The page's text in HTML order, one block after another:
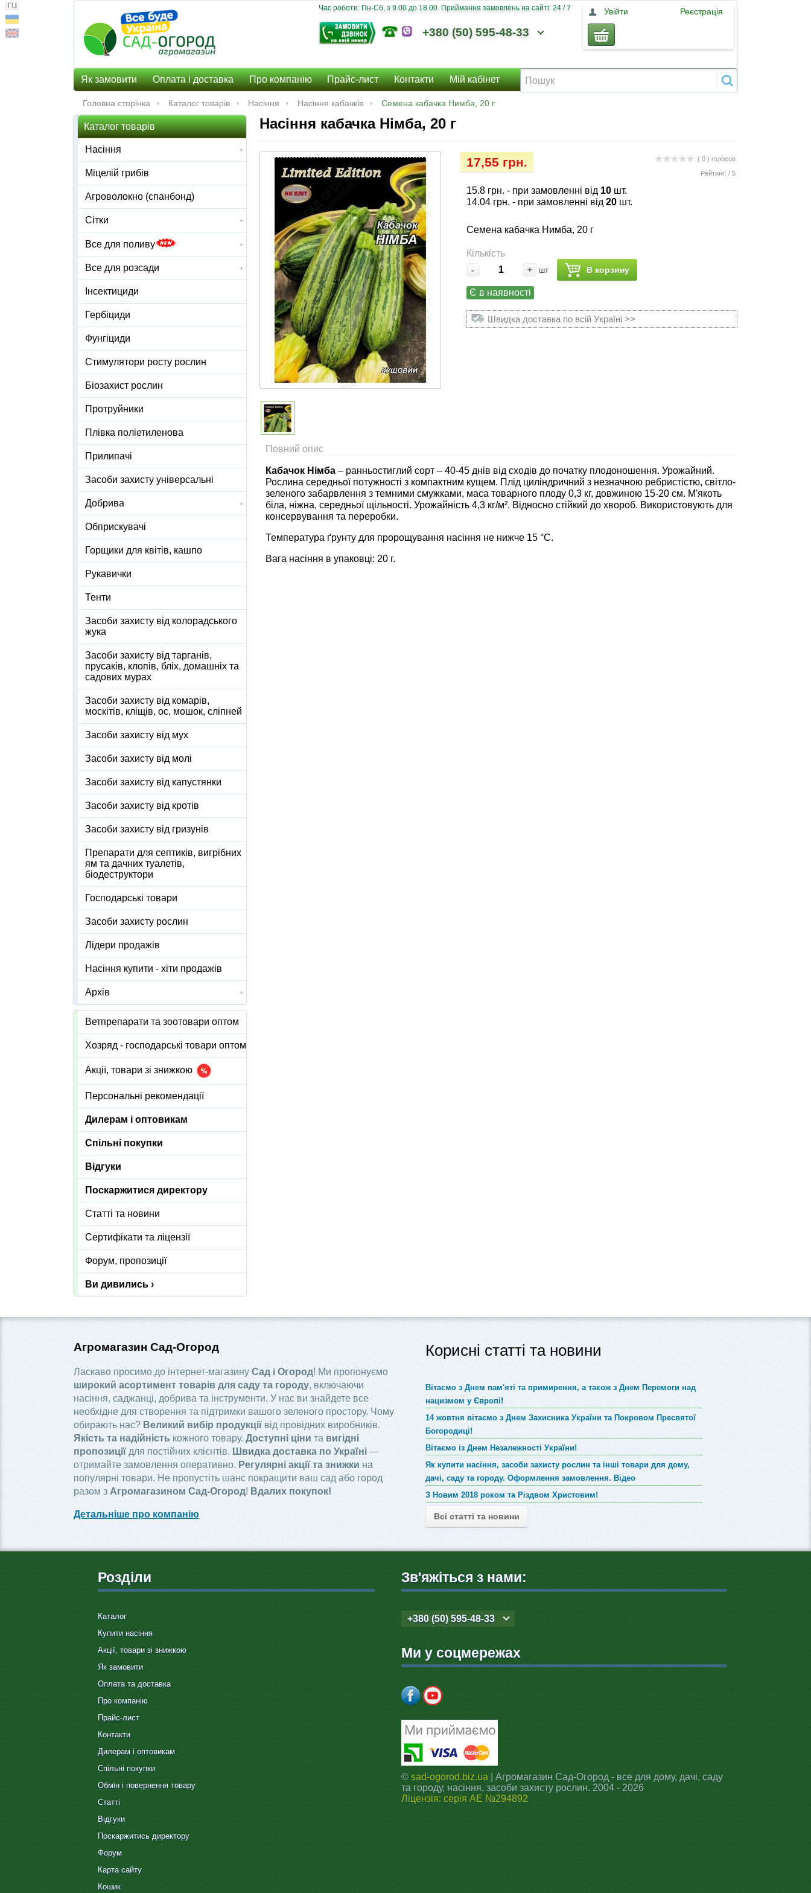
Час роботи: Пн-Сб, з 9.00 до 18.00. Приймання замовлень на сайті: 24 / 7
+380 (50) 595-48-33
Увійти Реєстрація
Як замовити Оплата і доставка Про компанію Прайс-лист Контакти Мій кабінет
Головна сторінка Каталог товарів Насіння Насіння кабачків Семена кабачка Нимба, 20 г
Насіння кабачка Німба, 20 г
( 0 ) голосов
Рейтинг: / 5
17,55 грн.
15.8 грн. - при замовленні від 10шт.
14.04 грн. - при замовленні від 20шт.
Семена кабачка Нимба, 20 г
Кількість
- + шт В корзину
Є в наявності
Швидка доставка по всій Україні >>
Повний опис
Кабачок Німба – ранньостиглий сорт – 40-45 днів від сходів до початку плодоношення. Урожайний.
Рослина середньої потужності з компактним кущем. Плід циліндричний з незначною ребристістю, світло-
зеленого забарвлення з темними смужками, маса товарного плоду 0,3 кг, довжиною 15-20 см. М'якоть
біла, ніжна, середньої щільності. Урожайність 4,3 кг/м². Відносно стійкий до хвороб. Використовують для
консервування та переробки.
Температура ґрунту для пророщування насіння не нижче 15 °C.
Вага насіння в упаковці: 20 г.
Каталог товарів
Насіння
Міцелій грибів
Агроволокно (спанбонд)
Сітки
Все для поливу
Все для розсади
Інсектициди
Гербіциди
Фунгіциди
Стимулятори росту рослин
Біозахист рослин
Протруйники
Плівка поліетиленова
Прилипачі
Засоби захисту універсальні
Добрива
Обприскувачі
Горщики для квітів, кашпо
Рукавички
Тенти
Засоби захисту від колорадського
жука
Засоби захисту від тарганів,
прусаків, клопів, бліх, домашніх та
садових мурах
Засоби захисту від комарів,
москітів, кліщів, ос, мошок, сліпней
Засоби захисту від мух
Засоби захисту від молі
Засоби захисту від капустянки
Засоби захисту від кротів
Засоби захисту від гризунів
Препарати для септиків, вигрібних
ям та дачних туалетів,
біодеструктори
Господарські товари
Засоби захисту рослин
Лідери продажів
Насіння купити - хіти продажів
Архів
Ветпрепарати та зоотовари оптом
Хозряд - господарські товари оптом
Акції, товари зі знижкою
Персональні рекомендації
Дилерам і оптовикам
Спільні покупки
Відгуки
Поскаржитися директору
Статті та новини
Сертифікати та ліцензії
Форум, пропозиції
Ви дивились ›
Агромагазин Сад-Огород
Ласкаво просимо до інтернет-магазину Сад і Огород! Ми пропонуємо
широкий асортимент товарів для саду та городу, включаючи
насіння, саджанці, добрива та інструменти. У нас ви знайдете все
необхідне для створення та підтримки вашого зеленого простору. Чому
обирають нас? Великий вибір продукції від провідних виробників.
Якість та надійність кожного товару.Доступні ціни та вигідні
пропозиціїдля постійних клієнтів. Швидка доставка по Україні—
отримайте замовлення оперативно. Регулярні акції та знижки на
популярні товари. Не пропустіть шанс покращити ваш сад або город
разом зАгромагазином Сад-Огород! Вдалих покупок!
Детальніше про компанію
Корисні статті та новини
Вітаємо з Днем пам'яті та примирення, а також з Днем Перемоги над
нацизмом у Європі!
14 жовтня вітаємо з Днем Захисника України та Покровом Пресвятої
Богородиці!
Вітаємо із Днем Незалежності України!
Як купити насіння, засоби захисту рослин та інші товари для дому,
дачі, саду та городу. Оформлення замовлення. Відео
З Новим 2018 роком та Різдвом Христовим!
Всі статті та новини
Розділи
Каталог
Купити насіння
Акції, товари зі знижкою
Як замовити
Оплата та доставка
Про компанію
Прайс-лист
Контакти
Дилерам і оптовикам
Спільні покупки
Обмін і повернення товару
Статті
Відгуки
Поскаржитись директору
Форум
Карта сайту
Кошик
Зв'яжіться з нами:
+380 (50) 595-48-33
Ми у соцмережах
© sad-ogorod.biz.ua | Агромагазин Сад-Огород - все для дому, дачі, саду
та городу, насіння, засоби захисту рослин. 2004 - 2026
Ліцензія: серія АЕ №294892